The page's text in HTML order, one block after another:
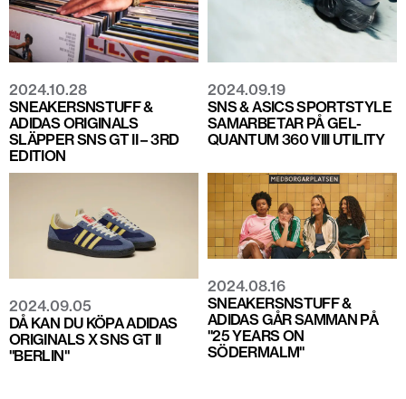
2024.10.28
SNEAKERSNSTUFF &
ADIDAS ORIGINALS
SLÄPPER SNS GT II – 3RD
EDITION
2024.09.19
SNS & ASICS SPORTSTYLE
SAMARBETAR PÅ GEL-
QUANTUM 360 VIII UTILITY
2024.09.05
DÅ KAN DU KÖPA ADIDAS
ORIGINALS X SNS GT II
"BERLIN"
2024.08.16
SNEAKERSNSTUFF &
ADIDAS GÅR SAMMAN PÅ
"25 YEARS ON
SÖDERMALM"